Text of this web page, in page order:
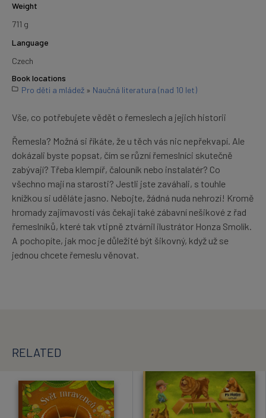
Weight
711 g
Language
Czech
Book locations
Pro děti a mládež » Naučná literatura (nad 10 let)
Vše, co potřebujete vědět o řemeslech a jejich historii
Řemesla? Možná si říkáte, že u těch vás nic nepřekvapí. Ale
dokázali byste popsat, čím se různí řemeslníci skutečně
zabývají? Třeba klempíř, čalouník nebo instalatér? Co
všechno mají na starosti? Jestli jste zaváhali, s touhle
knížkou si uděláte jasno. Nebojte, žádná nuda nehrozí! Kromě
hromady zajímavostí vás čekají také zábavní nešikové z řad
řemeslníků, které tak vtipně ztvárnil ilustrátor Honza Smolík.
A pochopíte, jak moc je důležité být šikovný, když už se
jednou chcete řemeslu věnovat.
RELATED